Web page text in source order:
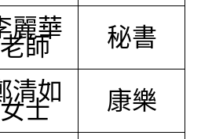
麗華
老師 秘書
清如
女士 康樂